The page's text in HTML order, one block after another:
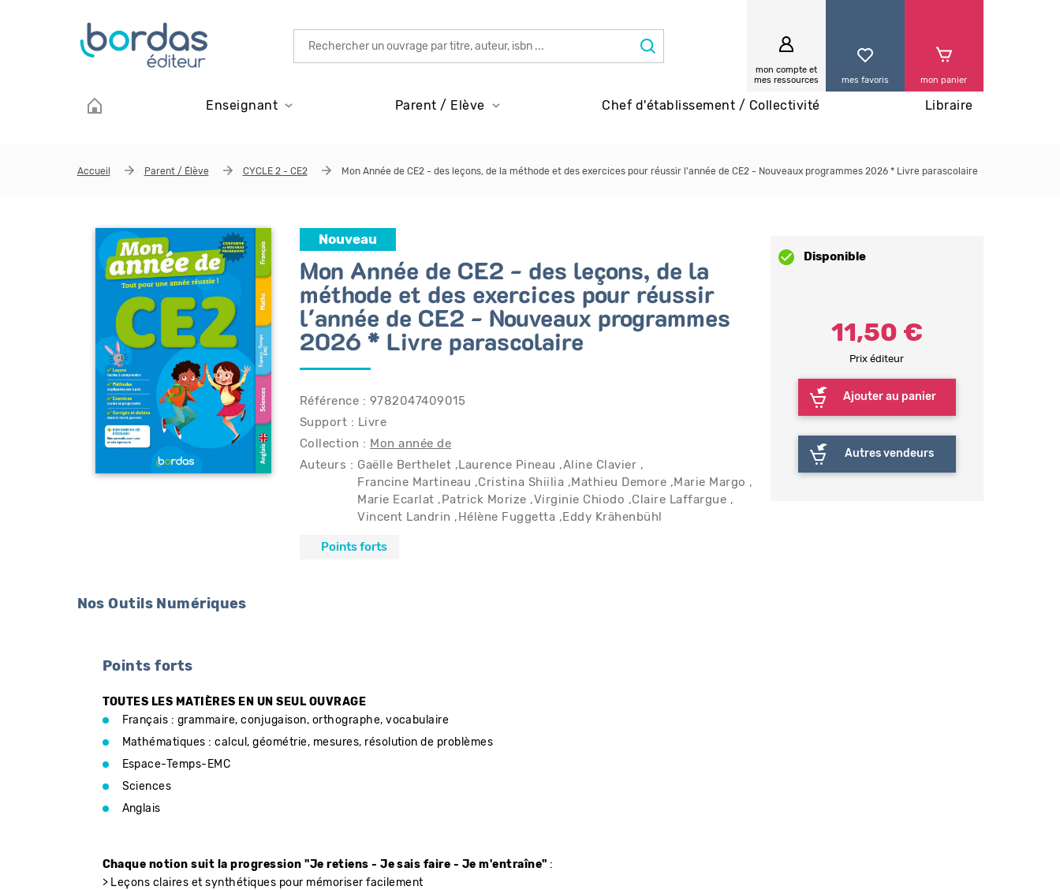
Aller au contenu principal
mon compte et
mes ressources
mes favoris mon panier
Enseignant Parent / Elève Chef d'établissement / Collectivité Libraire
Accueil Parent / Élève CYCLE 2 - CE2 Mon Année de CE2 - des leçons, de la méthode et des exercices pour réussir l'année de CE2 - Nouveaux programmes 2026 * Livre parascolaire
Nouveau
Mon Année de CE2 - des leçons, de la
méthode et des exercices pour réussir
l'année de CE2 - Nouveaux programmes
2026 * Livre parascolaire
Référence : 9782047409015
Support : Livre
Collection : Mon année de
Auteurs : Gaëlle Berthelet Laurence Pineau
Aline Clavier
Francine Martineau
Cristina Shiilia Mathieu Demore
Marie Margo
Marie Ecarlat
Patrick Morize Virginie Chiodo
Claire Laffargue
Vincent Landrin
Hélène Fuggetta Eddy Krähenbühl
Points forts
Disponible
Prix éditeur
11,50 €
Ajouter au panier
Autres vendeurs
Nos Outils Numériques
Points forts
TOUTES LES MATIÈRES EN UN SEUL OUVRAGE
Français : grammaire, conjugaison, orthographe, vocabulaire
Mathématiques : calcul, géométrie, mesures, résolution de problèmes
Espace-Temps-EMC
Sciences
Anglais
Chaque notion suit la progression "Je retiens - Je sais faire - Je m'entraîne" :
> Leçons claires et synthétiques pour mémoriser facilement